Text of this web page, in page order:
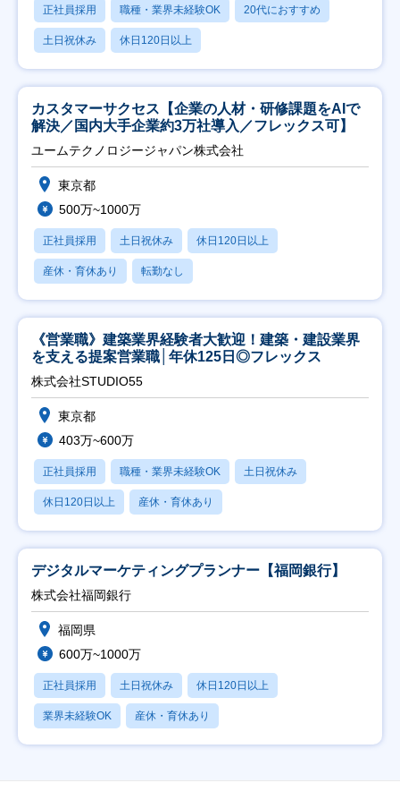
正社員採用 職種・業界未経験OK 20代におすすめ
土日祝休み 休日120日以上
カスタマーサクセス【企業の人材・研修課題をAIで
解決／国内大手企業約3万社導入／フレックス可】
ユームテクノロジージャパン株式会社
東京都
500万~1000万
正社員採用 土日祝休み 休日120日以上
産休・育休あり 転勤なし
《営業職》建築業界経験者大歓迎！建築・建設業界
を支える提案営業職│年休125日◎フレックス
株式会社STUDIO55
東京都
403万~600万
正社員採用 職種・業界未経験OK 土日祝休み
休日120日以上 産休・育休あり
デジタルマーケティングプランナー【福岡銀行】
株式会社福岡銀行
福岡県
600万~1000万
正社員採用 土日祝休み 休日120日以上
業界未経験OK 産休・育休あり